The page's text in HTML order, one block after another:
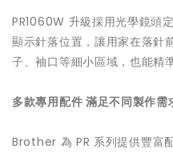
PR1060W 升級採用光學鏡頭
顯示針落位置，讓用家在落針
子、袖口等細小區域，也能精
多款專用配件 滿足不同製作需
Brother 為 PR 系列提供豐富